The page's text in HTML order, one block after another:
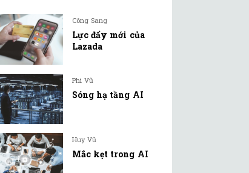
Công Sang
Lực đẩy mới của
Lazada
Phi Vũ
Sóng hạ tầng AI
Huy Vũ
Mắc kẹt trong AI